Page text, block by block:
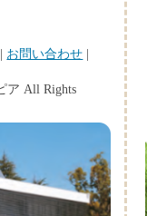
| お問い合わせ |
ア All Rights